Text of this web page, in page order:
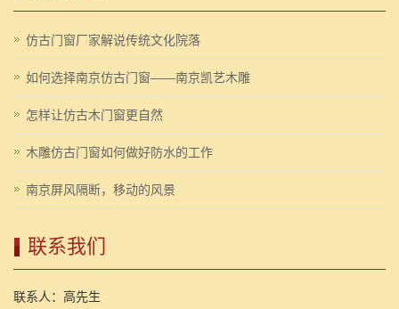
仿古门窗厂家解说传统文化院落
如何选择南京仿古门窗——南京凯艺木雕
怎样让仿古木门窗更自然
木雕仿古门窗如何做好防水的工作
南京屏风隔断，移动的风景
联系我们
联系人：高先生